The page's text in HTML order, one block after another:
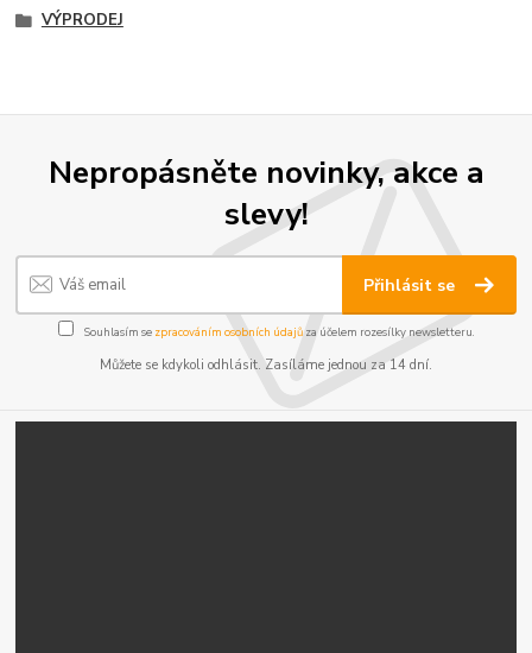
VÝPRODEJ
Nepropásněte novinky, akce a
slevy!
Přihlásit se
Souhlasím se zpracováním osobních údajůza účelem rozesílky newsletteru.
Můžete se kdykoli odhlásit. Zasíláme jednou za 14 dní.